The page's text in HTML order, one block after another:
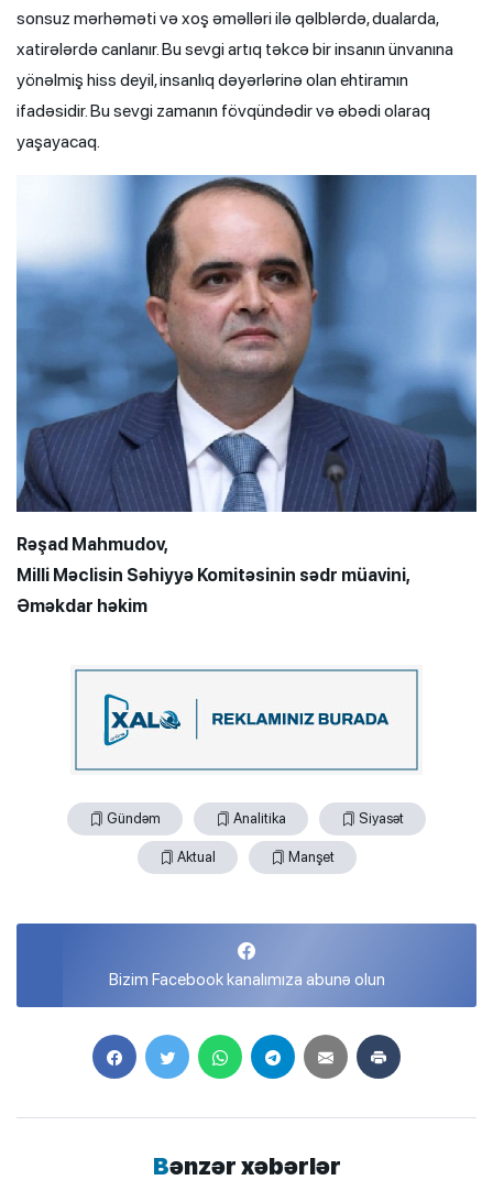
sonsuz mərhəməti və xoş əməlləri ilə qəlblərdə, dualarda,
xatirələrdə canlanır. Bu sevgi artıq təkcə bir insanın ünvanına
yönəlmiş hiss deyil, insanlıq dəyərlərinə olan ehtiramın
ifadəsidir. Bu sevgi zamanın fövqündədir və əbədi olaraq
yaşayacaq.
Rəşad Mahmudov,
Milli Məclisin Səhiyyə Komitəsinin sədr müavini,
Əməkdar həkim
Gündəm Analitika Siyasət
Aktual Manşet
Bizim Facebook kanalımıza abunə olun
Bənzər xəbərlər